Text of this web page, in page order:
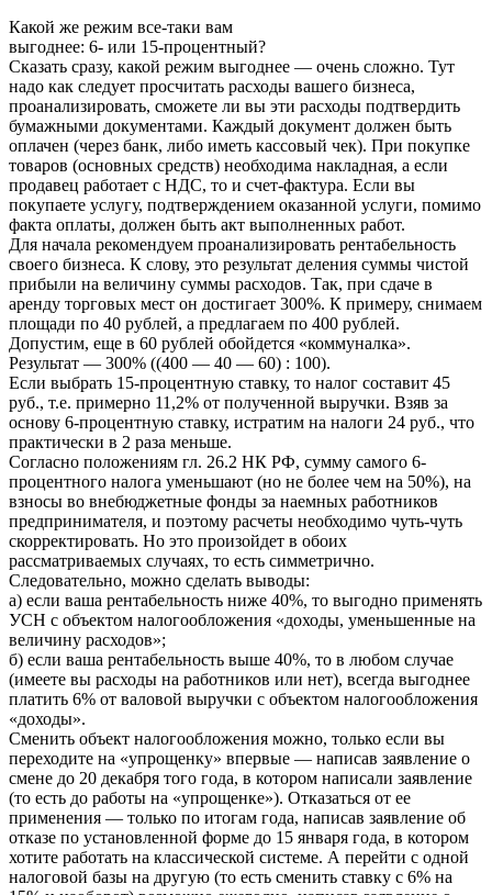
Какой же режим все-таки вам
выгоднее: 6- или 15-процентный?
Сказать сразу, какой режим выгоднее — очень сложно. Тут
надо как следует просчитать расходы вашего бизнеса,
проанализировать, сможете ли вы эти расходы подтвердить
бумажными документами. Каждый документ должен быть
оплачен (через банк, либо иметь кассовый чек). При покупке
товаров (основных средств) необходима накладная, а если
продавец работает с НДС, то и счет-фактура. Если вы
покупаете услугу, подтверждением оказанной услуги, помимо
факта оплаты, должен быть акт выполненных работ.
Для начала рекомендуем проанализировать рентабельность
своего бизнеса. К слову, это результат деления суммы чистой
прибыли на величину суммы расходов. Так, при сдаче в
аренду торговых мест он достигает 300%. К примеру, снимаем
площади по 40 рублей, а предлагаем по 400 рублей.
Допустим, еще в 60 рублей обойдется «коммуналка».
Результат — 300% ((400 — 40 — 60) : 100).
Если выбрать 15-процентную ставку, то налог составит 45
руб., т.е. примерно 11,2% от полученной выручки. Взяв за
основу 6-процентную ставку, истратим на налоги 24 руб., что
практически в 2 раза меньше.
Согласно положениям гл. 26.2 НК РФ, сумму самого 6-
процентного налога уменьшают (но не более чем на 50%), на
взносы во внебюджетные фонды за наемных работников
предпринимателя, и поэтому расчеты необходимо чуть-чуть
скорректировать. Но это произойдет в обоих
рассматриваемых случаях, то есть симметрично.
Следовательно, можно сделать выводы:
а) если ваша рентабельность ниже 40%, то выгодно применять
УСН с объектом налогообложения «доходы, уменьшенные на
величину расходов»;
б) если ваша рентабельность выше 40%, то в любом случае
(имеете вы расходы на работников или нет), всегда выгоднее
платить 6% от валовой выручки с объектом налогообложения
«доходы».
Сменить объект налогообложения можно, только если вы
переходите на «упрощенку» впервые — написав заявление о
смене до 20 декабря того года, в котором написали заявление
(то есть до работы на «упрощенке»). Отказаться от ее
применения — только по итогам года, написав заявление об
отказе по установленной форме до 15 января года, в котором
хотите работать на классической системе. А перейти с одной
налоговой базы на другую (то есть сменить ставку с 6% на